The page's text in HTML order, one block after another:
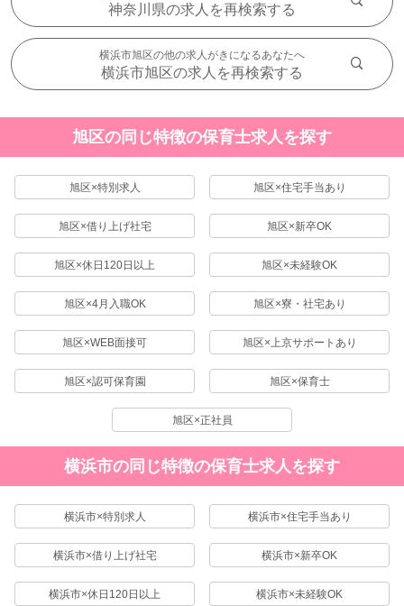
神奈川県の求人を再検索する
横浜市旭区の他の求人がきになるあなたへ
横浜市旭区の求人を再検索する
旭区の同じ特徴の保育士求人を探す
旭区×特別求人 旭区×住宅手当あり
旭区×借り上げ社宅 旭区×新卒OK
旭区×休日120日以上 旭区×未経験OK
旭区×4月入職OK 旭区×寮・社宅あり
旭区×WEB面接可 旭区×上京サポートあり
旭区×認可保育園 旭区×保育士
旭区×正社員
横浜市の同じ特徴の保育士求人を探す
横浜市×特別求人 横浜市×住宅手当あり
横浜市×借り上げ社宅 横浜市×新卒OK
横浜市×休日120日以上 横浜市×未経験OK